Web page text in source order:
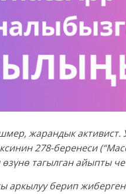
жарандык активист.
278-беренеси
тагылган айыпты
аркылуу берип